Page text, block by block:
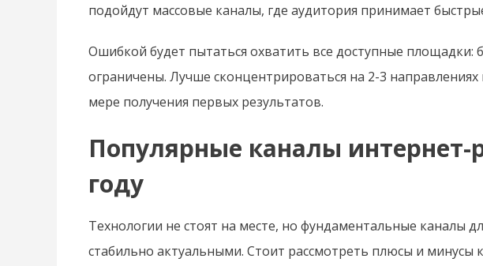
подойдут массовые каналы, где аудитория принимает
Ошибкой будет пытаться охватить все доступные площадки:
ограничены. Лучше сконцентрироваться на 2-3
мере получения первых результатов.
Популярные каналы интернет-
году
Технологии не стоят на месте, но фундаментальные каналы
стабильно актуальными. Стоит рассмотреть плюсы и минусы